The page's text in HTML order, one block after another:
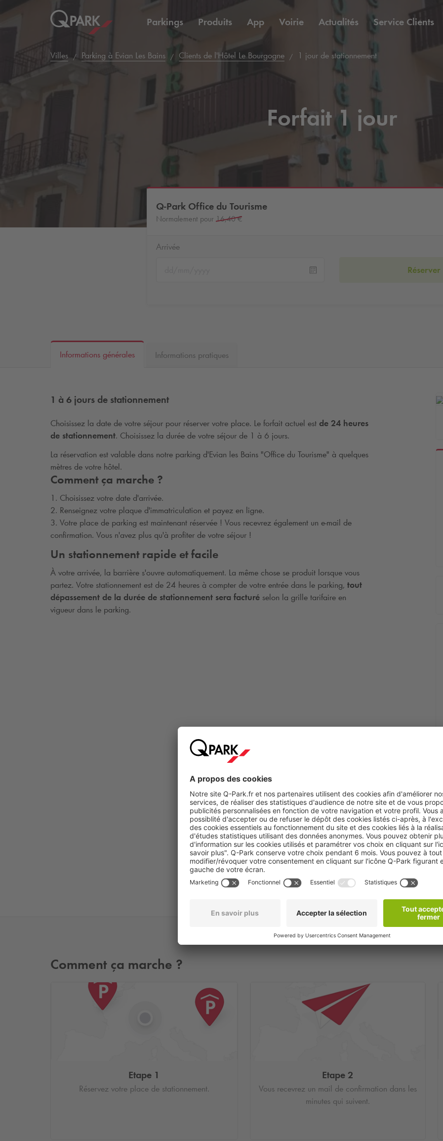
Parkings Produits App Voirie Actualités Service Clients
Villes Parking à Evian Les Bains Clients de l'Hôtel Le Bourgogne 1 jour de stationnement
Forfait 1 jour
Q-Park Office du Tourisme
Normalement pour 16,40 €
Arrivée
Réserver
Informations générales Informations pratiques
1 à 6 jours de stationnement
Choisissez la date de votre séjour pour réserver votre place. Le forfait actuel est de 24 heures
de stationnement. Choisissez la durée de votre séjour de 1 à 6 jours.
La réservation est valable dans notre parking d'Evian les Bains "Office du Tourisme" à quelques
mètres de votre hôtel.
Comment ça marche ?
1. Choisissez votre date d'arrivée.
2. Renseignez votre plaque d'immatriculation et payez en ligne.
3. Votre place de parking est maintenant réservée ! Vous recevrez également un e-mail de
confirmation. Vous n'avez plus qu'à profiter de votre séjour !
Un stationnement rapide et facile
À votre arrivée, la barrière s'ouvre automatiquement. La même chose se produit lorsque vous
partez. Votre stationnement est de 24 heures à compter de votre entrée dans le parking, tout
dépassement de la durée de stationnement sera facturé selon la grille tarifaire en
vigueur dans le parking.
Comment ça marche ?
Etape 1
Réservez votre place de stationnement.
Etape 2
Vous recevrez un mail de confirmation dans les
minutes qui suivent.